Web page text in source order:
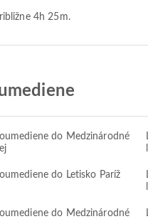
4h 25m.
do Medzinárodné
do Letisko Paríž
do Medzinárodné